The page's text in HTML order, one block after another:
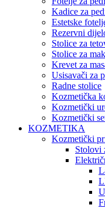
Kadice za
Estetske
Rezervni
Stolice za
Stolice za
Krevet za
Usisavači za
Radne stolice
Kozmetička
Kozmetički
Kozmetički
KOZMETIKA
Kozmetički
Stolovi